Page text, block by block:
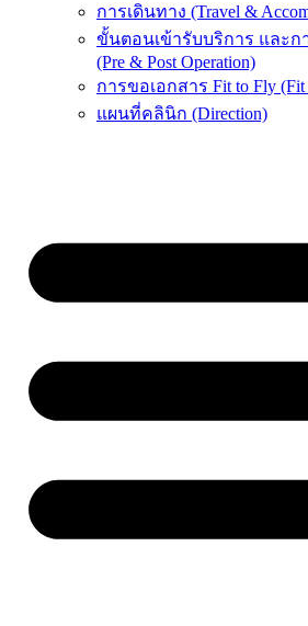
การเดินทาง (Travel &
ขั้นตอนเข้ารับบริการ และก
(Pre & Post Operation)
การขอเอกสาร Fit to Fly (Fit
แผนที่คลินิก (Direction)